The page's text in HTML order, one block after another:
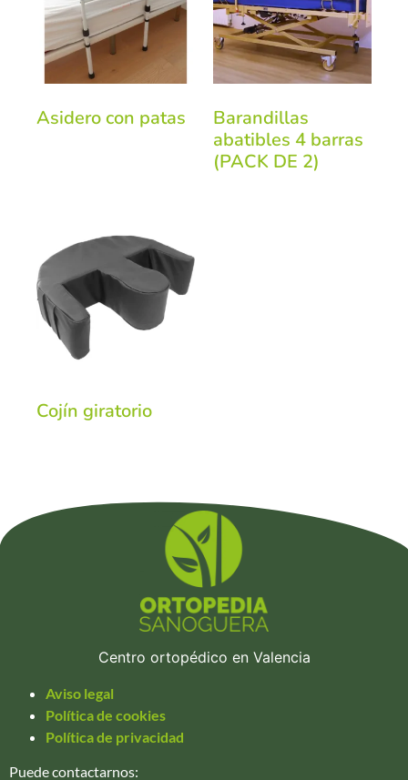
Asidero con patas
Barandillas
abatibles 4 barras
(PACK DE 2)
Cojín giratorio
Centro ortopédico en Valencia
Aviso legal
Política de cookies
Política de privacidad
Puede contactarnos: